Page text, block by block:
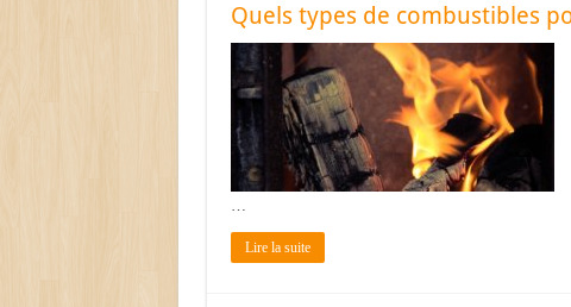
Quels types de combustibles
…
Lire la suite